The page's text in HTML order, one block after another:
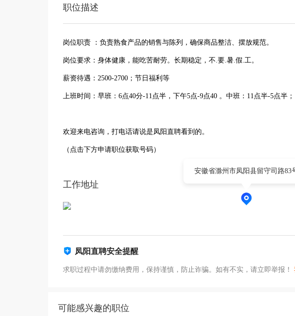
职位描述
岗位职责 ：负责熟食产品的销售与陈列，确保商品整洁、摆放规范。
岗位要求：身体健康，能吃苦耐劳。长期稳定，不.要.暑.假.工。
薪资待遇：2500-2700；节日福利等
上班时间：早班：6点40分-11点半，下午5点-9点40 。中班：11点半-5点半；
欢迎来电咨询，打电话请说是凤阳直聘看到的。
（点击下方申请职位获取号码）
工作地址
安徽省滁州市凤阳县留守司路83
凤阳直聘安全提醒
求职过程中请勿缴纳费用，保持谨慎，防止诈骗。如有不实，请立即举报！
可能感兴趣的职位